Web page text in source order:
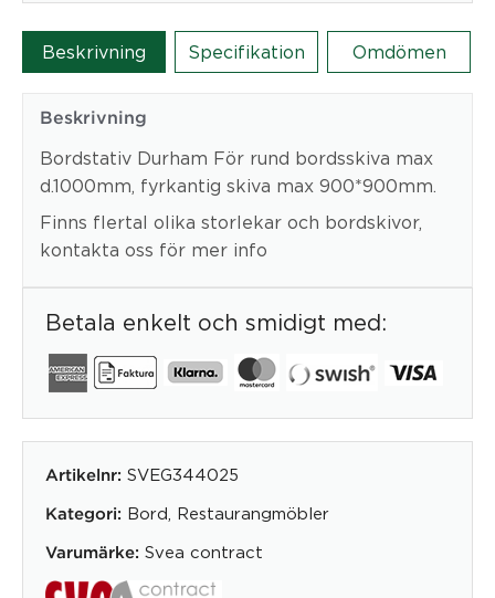
Beskrivning Specifikation Omdömen
Beskrivning
Bordstativ Durham För rund bordsskiva max
d.1000mm, fyrkantig skiva max 900*900mm.
Finns flertal olika storlekar och bordskivor,
kontakta oss för mer info
Betala enkelt och smidigt med:
Artikelnr: SVEG344025
Kategori: Bord Restaurangmöbler
Varumärke: Svea contract